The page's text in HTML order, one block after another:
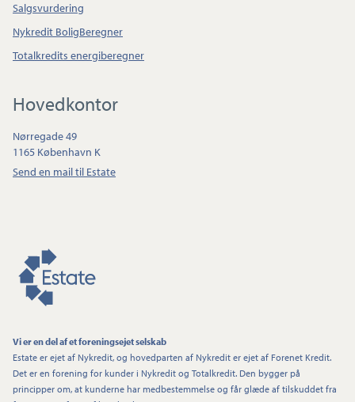
Salgsvurdering
Nykredit BoligBeregner
Totalkredits energiberegner
Hovedkontor
Nørregade 49
1165 København K
Send en mail til Estate
Vi er en del af et foreningsejet selskab
Estate er ejet af Nykredit, og hovedparten af Nykredit er ejet af Forenet Kredit.
Det er en forening for kunder i Nykredit og Totalkredit. Den bygger på
principper om, at kunderne har medbestemmelse og får glæde af tilskuddet fra